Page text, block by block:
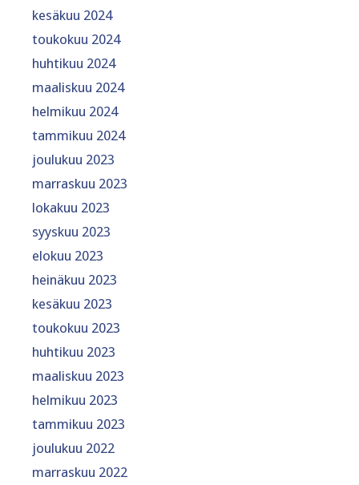
kesäkuu 2024
toukokuu 2024
huhtikuu 2024
maaliskuu 2024
helmikuu 2024
tammikuu 2024
joulukuu 2023
marraskuu 2023
lokakuu 2023
syyskuu 2023
elokuu 2023
heinäkuu 2023
kesäkuu 2023
toukokuu 2023
huhtikuu 2023
maaliskuu 2023
helmikuu 2023
tammikuu 2023
joulukuu 2022
marraskuu 2022